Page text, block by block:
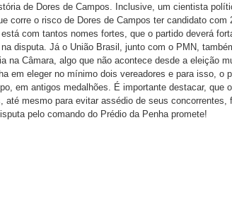
de Dores de Campos. Inclusive, um cientista
corre o risco de Dores de Campos ter candidato com
com tantos nomes fortes, que o partido deverá
disputa. Já o União Brasil, junto com o PMN,
na Câmara, algo que não acontece desde a eleição
em eleger no mínimo dois vereadores e para isso, o
em antigos medalhões. É importante destacar, que
até mesmo para evitar assédio de seus concorrentes,
pelo comando do Prédio da Penha promete!